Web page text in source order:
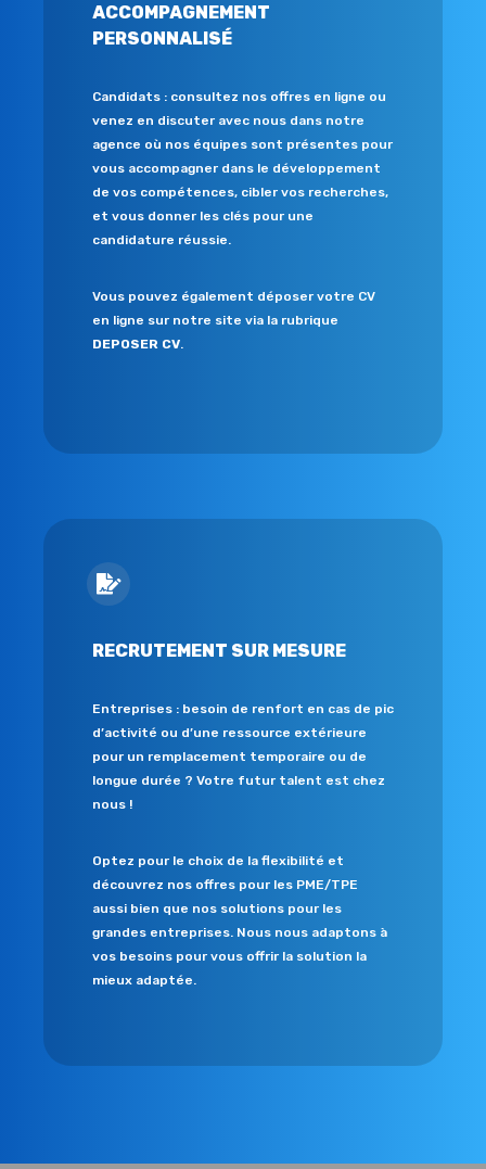
ACCOMPAGNEMENT
PERSONNALISÉ
Candidats : consultez nos offres en ligne ou
venez en discuter avec nous dans notre
agence où nos équipes sont présentes pour
vous accompagner dans le développement
de vos compétences, cibler vos recherches,
et vous donner les clés pour une
candidature réussie.
Vous pouvez également déposer votre CV
en ligne sur notre site via la rubrique
DEPOSER CV.
RECRUTEMENT SUR MESURE
Entreprises : besoin de renfort en cas de pic
d’activité ou d’une ressource extérieure
pour un remplacement temporaire ou de
longue durée ? Votre futur talent est chez
nous !
Optez pour le choix de la flexibilité et
découvrez nos offres pour les PME/TPE
aussi bien que nos solutions pour les
grandes entreprises. Nous nous adaptons à
vos besoins pour vous offrir la solution la
mieux adaptée.